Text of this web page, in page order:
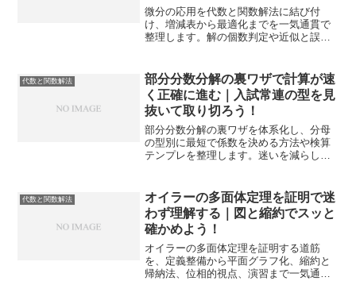
微分の応用を代数と関数解法に結び付
け、増減表から最適化までを一気通貫で
整理します。解の個数判定や近似と誤差
代数と関数解法
部分分数分解の裏ワザで計算が速
く正確に進む｜入試常連の型を見
抜いて取り切ろう！
部分分数分解の裏ワザを体系化し、分母
の型別に最短で係数を決める方法や検算
テンプレを整理します。迷いを減らし計
代数と関数解法
オイラーの多面体定理を証明で迷
わず理解する｜図と縮約でスッと
確かめよう！
オイラーの多面体定理を証明する道筋
を、定義整備から平面グラフ化、縮約と
帰納法、位相的視点、演習まで一気通貫